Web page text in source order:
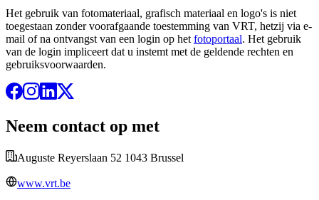
Het gebruik van fotomateriaal, grafisch materiaal en logo's is niet
toegestaan zonder voorafgaande toestemming van VRT, hetzij via e-
mail of na ontvangst van een login op het fotoportaal. Het gebruik
van de login impliceert dat u instemt met de geldende rechten en
gebruiksvoorwaarden.
Neem contact op met
Auguste Reyerslaan 52 1043 Brussel
www.vrt.be